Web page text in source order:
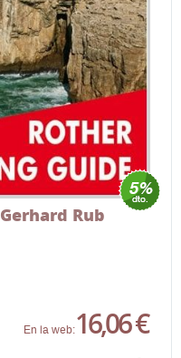
Gerhard Rub
En la web:16,06 €